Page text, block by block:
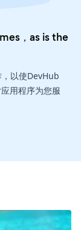
，as is the
以使DevHub
用程序为您服